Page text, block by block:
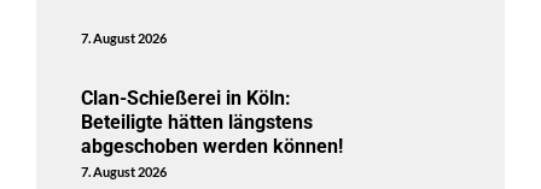
7. August 2026
Clan-Schießerei in Köln:
Beteiligte hätten längstens
abgeschoben werden können!
7. August 2026